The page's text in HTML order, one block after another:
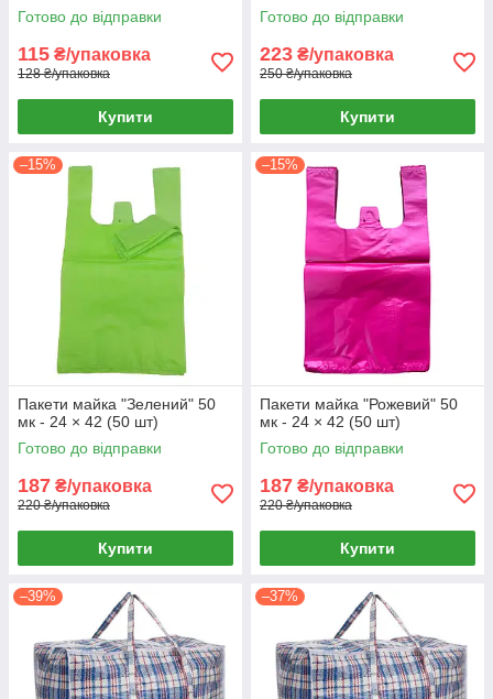
Готово до відправки
115 ₴/упаковка
128 ₴/упаковка
Купити
Готово до відправки
223 ₴/упаковка
250 ₴/упаковка
Купити
–15%
Пакети майка "Зелений" 50
мк - 24 × 42 (50 шт)
Готово до відправки
187 ₴/упаковка
220 ₴/упаковка
Купити
–15%
Пакети майка "Рожевий" 50
мк - 24 × 42 (50 шт)
Готово до відправки
187 ₴/упаковка
220 ₴/упаковка
Купити
–39% –37%